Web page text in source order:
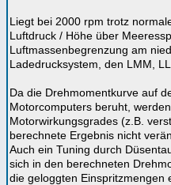
Liegt bei 2000 rpm trotz
Luftdruck / Höhe über
Luftmassenbegrenzung am
Ladedrucksystem, den LMM,
Da die Drehmomentkurve auf
Motorcomputers beruht,
Motorwirkungsgrades (z.B.
berechnete Ergebnis nicht
Auch ein Tuning durch
sich in den berechneten
die geloggten